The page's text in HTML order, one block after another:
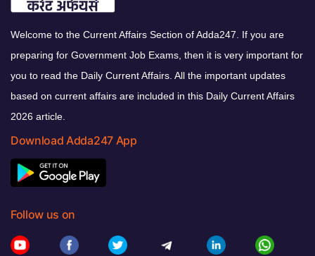
Welcome to the Current Affairs Section of Adda247. If you are
preparing for Government Job Exams, then it is very important for
you to read the Daily Current Affairs. All the important updates
based on current affairs are included in this Daily Current Affairs
2026 article.
Download Adda247 App
Follow us on